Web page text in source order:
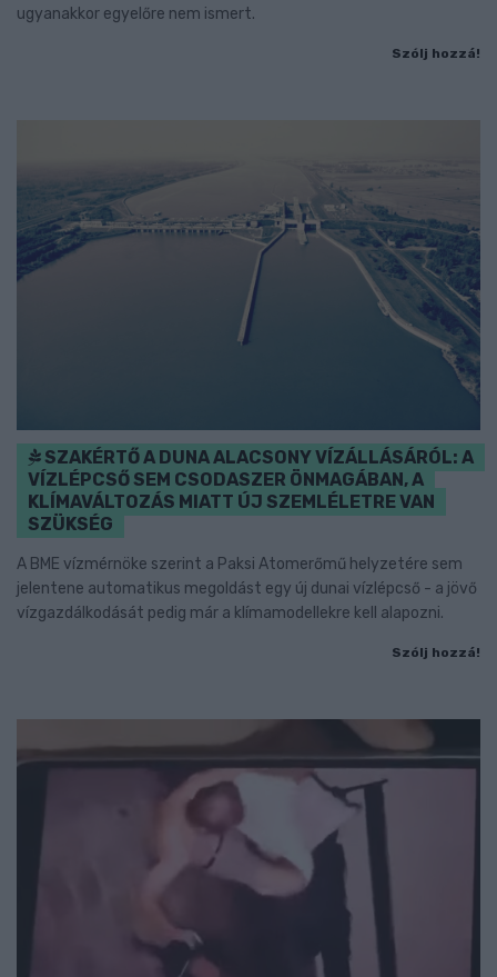
ugyanakkor egyelőre nem ismert.
Szólj hozzá!
SZAKÉRTŐ A DUNA ALACSONY VÍZÁLLÁSÁRÓL: A
VÍZLÉPCSŐ SEM CSODASZER ÖNMAGÁBAN, A
KLÍMAVÁLTOZÁS MIATT ÚJ SZEMLÉLETRE VAN
SZÜKSÉG
A BME vízmérnöke szerint a Paksi Atomerőmű helyzetére sem
jelentene automatikus megoldást egy új dunai vízlépcső - a jövő
vízgazdálkodását pedig már a klímamodellekre kell alapozni.
Szólj hozzá!